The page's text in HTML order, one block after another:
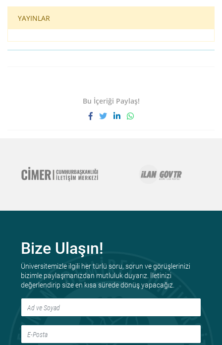
YAYINLAR
Bu İçeriği Paylaş!
Bize Ulaşın!
Üniversitemizle ilgili her türlü soru, sorun ve görüşlerinizi
bizimle paylaşmanızdan mutluluk duyarız. İletinizi
değerlendirip size en kısa sürede dönüş yapacağız.